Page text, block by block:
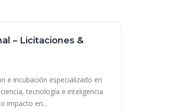
– Licitaciones &
e incubación especializado en
tecnología e inteligencia
impacto en...